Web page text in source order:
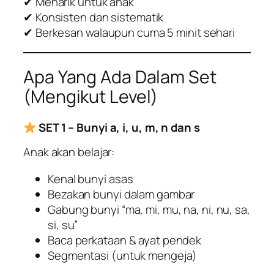
✔ Konsisten dan sistematik
✔ Berkesan walaupun cuma 5 minit sehari
Apa Yang Ada Dalam Set
(Mengikut Level)
SET 1 – Bunyi a, i, u, m, n dan s
Anak akan belajar:
Kenal bunyi asas
Bezakan bunyi dalam gambar
Gabung bunyi “ma, mi, mu, na, ni, nu, sa,
si, su”
Baca perkataan & ayat pendek
Segmentasi (untuk mengeja)